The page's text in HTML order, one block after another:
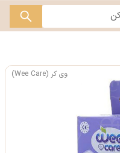
وی کر (Wee Care)